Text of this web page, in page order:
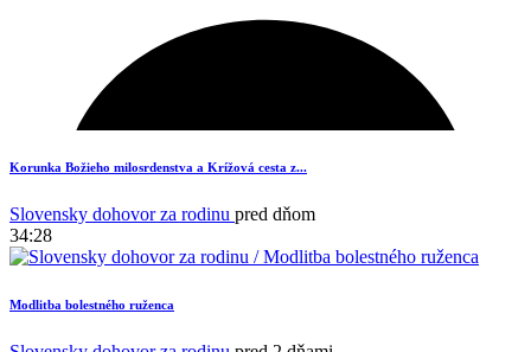
Korunka Božieho milosrdenstva a Krížová cesta z...
Slovensky dohovor za rodinu pred dňom
34:28
Modlitba bolestného ruženca